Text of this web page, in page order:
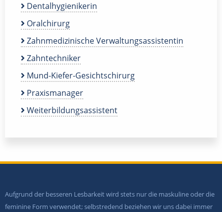
Dentalhygienikerin
Oralchirurg
Zahnmedizinische Verwaltungsassistentin
Zahntechniker
Mund-Kiefer-Gesichtschirurg
Praxismanager
Weiterbildungsassistent
Aufgrund der besseren Lesbarkeit wird stets nur die maskuline oder die
feminine Form verwendet; selbstredend beziehen wir uns dabei immer